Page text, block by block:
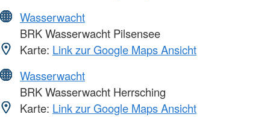
Wasserwacht
BRK Wasserwacht Pilsensee
Karte: Link zur Google Maps Ansicht
Wasserwacht
BRK Wasserwacht Herrsching
Karte: Link zur Google Maps Ansicht